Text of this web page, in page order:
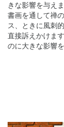
きな影響を与え
書画を通して禅
ス、ときに風刺
直接訴えかけま
のに大きな影響